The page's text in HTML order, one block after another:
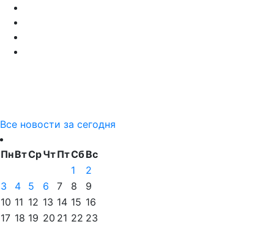
Все новости за сегодня
ПнВтСрЧтПтСбВс
1
2
3
4 5 6 7 8
9
10 11 12 13 14 15 16
17 18 19 20 21 22 23